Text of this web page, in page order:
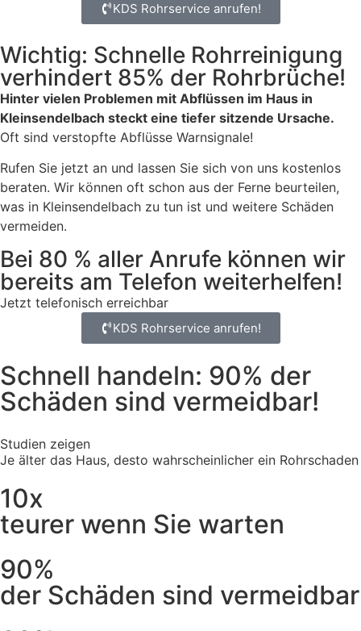
KDS Rohrservice anrufen!
Wichtig: Schnelle Rohrreinigung
verhindert 85% der Rohrbrüche!
Hinter vielen Problemen mit Abflüssen im Haus in
Kleinsendelbach steckt eine tiefer sitzende Ursache.
Oft sind verstopfte Abflüsse Warnsignale!
Rufen Sie jetzt an und lassen Sie sich von uns kostenlos
beraten. Wir können oft schon aus der Ferne beurteilen,
was in Kleinsendelbach zu tun ist und weitere Schäden
vermeiden.
Bei 80 % aller Anrufe können wir
bereits am Telefon weiterhelfen!
Jetzt telefonisch erreichbar
KDS Rohrservice anrufen!
Schnell handeln: 90% der
Schäden sind vermeidbar!
Studien zeigen
Je älter das Haus, desto wahrscheinlicher ein Rohrschaden
10x
teurer wenn Sie warten
90%
der Schäden sind vermeidbar